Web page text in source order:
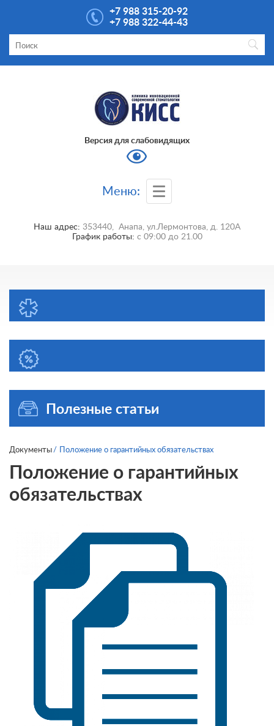
+7 988 315-20-92
+7 988 322-44-43
Версия для слабовидящих
Меню:
Наш адрес: 353440, Анапа, ул.Лермонтова, д. 120А
График работы: с 09:00до 21.00
Полезные статьи
Документы Положение о гарантийных обязательствах
Положение о гарантийных
обязательствах